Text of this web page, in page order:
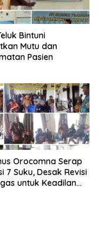
Bintuni
Mutu dan
Pasien
Orocomna Serap
7 Suku, Desak Revisi
untuk Keadilan